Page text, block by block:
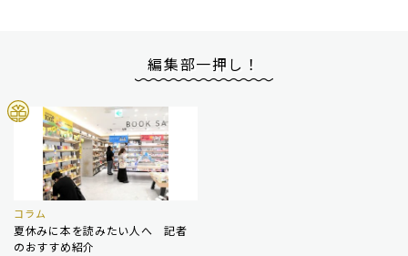
編集部一押し！
コラム
夏休みに本を読みたい人へ 記者
のおすすめ紹介